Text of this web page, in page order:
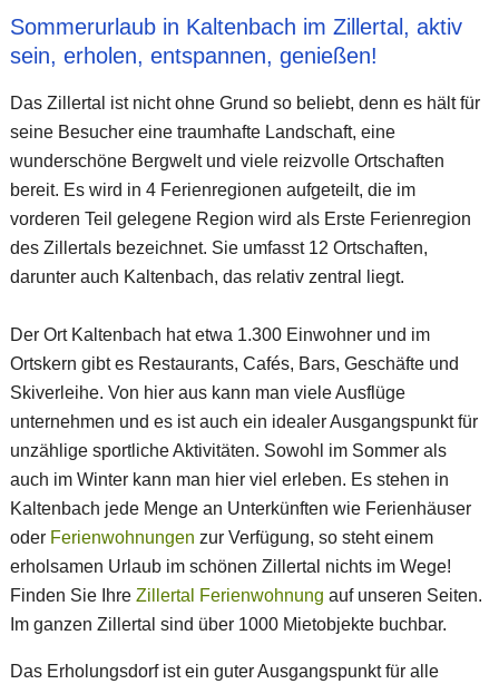
Sommerurlaub in Kaltenbach im Zillertal, aktiv
sein, erholen, entspannen, genießen!
Das Zillertal ist nicht ohne Grund so beliebt, denn es hält für
seine Besucher eine traumhafte Landschaft, eine
wunderschöne Bergwelt und viele reizvolle Ortschaften
bereit. Es wird in 4 Ferienregionen aufgeteilt, die im
vorderen Teil gelegene Region wird als Erste Ferienregion
des Zillertals bezeichnet. Sie umfasst 12 Ortschaften,
darunter auch Kaltenbach, das relativ zentral liegt.
Der Ort Kaltenbach hat etwa 1.300 Einwohner und im
Ortskern gibt es Restaurants, Cafés, Bars, Geschäfte und
Skiverleihe. Von hier aus kann man viele Ausflüge
unternehmen und es ist auch ein idealer Ausgangspunkt für
unzählige sportliche Aktivitäten. Sowohl im Sommer als
auch im Winter kann man hier viel erleben. Es stehen in
Kaltenbach jede Menge an Unterkünften wie Ferienhäuser
oder Ferienwohnungen zur Verfügung, so steht einem
erholsamen Urlaub im schönen Zillertal nichts im Wege!
Finden Sie Ihre Zillertal Ferienwohnung auf unseren Seiten.
Im ganzen Zillertal sind über 1000 Mietobjekte buchbar.
Das Erholungsdorf ist ein guter Ausgangspunkt für alle